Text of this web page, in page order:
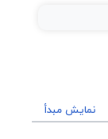
نمایش مبدأ